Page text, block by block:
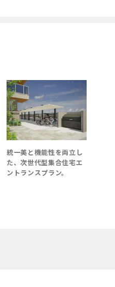
統一美と機能性を両立し
た、次世代型集合住宅エ
ントランスプラン。